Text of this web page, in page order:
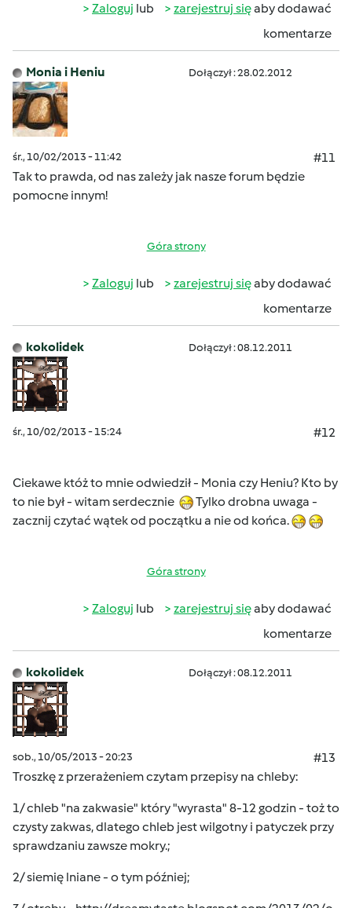
Zaloguj lub zarejestruj sięaby dodawać
komentarze
Monia i Heniu Dołączył : 28.02.2012
śr., 10/02/2013 - 11:42
#11
Tak to prawda, od nas zależy jak nasze forum będzie
pomocne innym!
Góra strony
Zaloguj lub zarejestruj sięaby dodawać
komentarze
kokolidek Dołączył : 08.12.2011
śr., 10/02/2013 - 15:24 #12
Ciekawe któż to mnie odwiedził - Monia czy Heniu? Kto by
to nie był - witam serdecznie
Tylko drobna uwaga -
zacznij czytać wątek od początku a nie od końca.
Góra strony
Zaloguj lub zarejestruj sięaby dodawać
komentarze
kokolidek Dołączył : 08.12.2011
sob., 10/05/2013 - 20:23
#13
Troszkę z przerażeniem czytam przepisy na chleby:
1/ chleb "na zakwasie" który "wyrasta" 8-12 godzin - toż to
czysty zakwas, dlatego chleb jest wilgotny i patyczek przy
sprawdzaniu zawsze mokry.;
2/ siemię lniane - o tym później;